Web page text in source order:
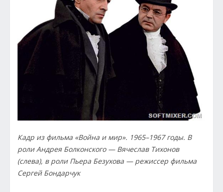
Кадр из фильма «Война и мир». 1965–1967 годы. В
роли Андрея Болконского — Вячеслав Тихонов
(слева), в роли Пьера Безухова — режиссер фильма
Сергей Бондарчук